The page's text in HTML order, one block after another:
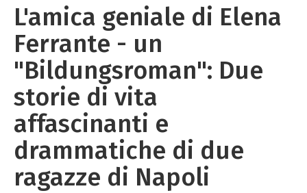
L'amica geniale di Elena
Ferrante - un
"Bildungsroman": Due
storie di vita
affascinanti e
drammatiche di due
ragazze di Napoli